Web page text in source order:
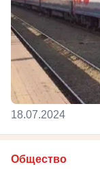
18.07.2024
Общество